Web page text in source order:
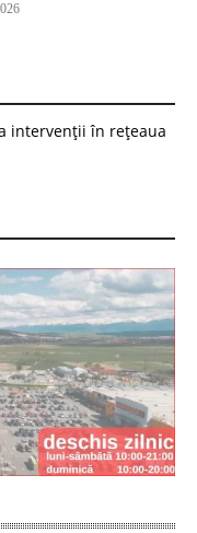
intervenții în rețeaua